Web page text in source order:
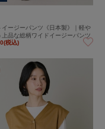
イージーパンツ《日本製》｜軽や
上品な総柄ワイドイージーパンツ
税込)